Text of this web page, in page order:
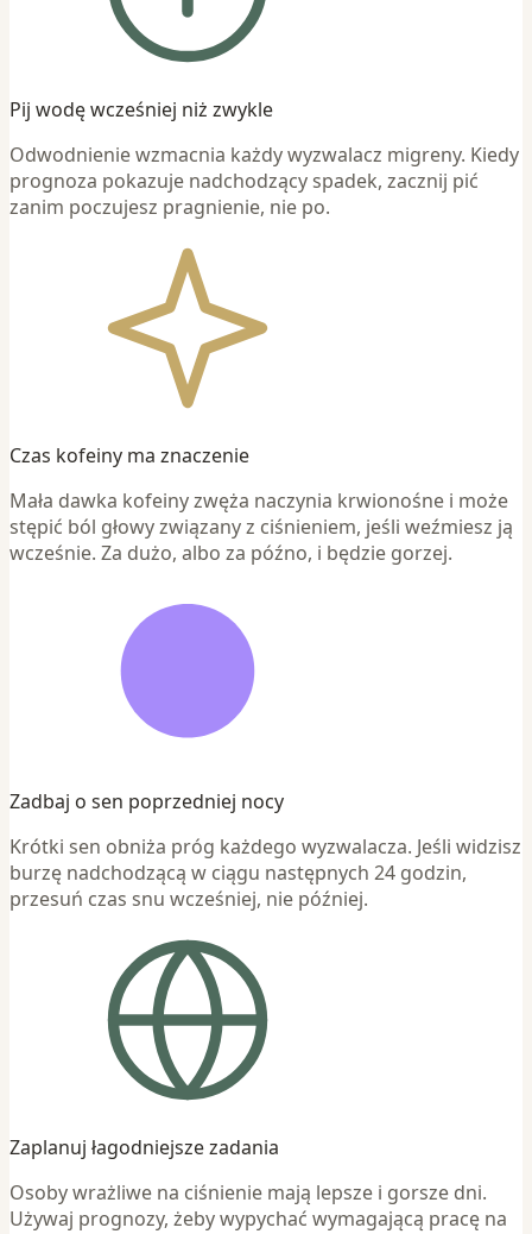
Pij wodę wcześniej niż zwykle
Odwodnienie wzmacnia każdy wyzwalacz migreny. Kiedy
prognoza pokazuje nadchodzący spadek, zacznij pić
zanim poczujesz pragnienie, nie po.
Czas kofeiny ma znaczenie
Mała dawka kofeiny zwęża naczynia krwionośne i może
stępić ból głowy związany z ciśnieniem, jeśli weźmiesz ją
wcześnie. Za dużo, albo za późno, i będzie gorzej.
Zadbaj o sen poprzedniej nocy
Krótki sen obniża próg każdego wyzwalacza. Jeśli widzisz
burzę nadchodzącą w ciągu następnych 24 godzin,
przesuń czas snu wcześniej, nie później.
Zaplanuj łagodniejsze zadania
Osoby wrażliwe na ciśnienie mają lepsze i gorsze dni.
Używaj prognozy, żeby wypychać wymagającą pracę na